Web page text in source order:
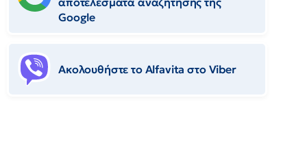
Google
Ακολουθήστε το Αlfavita στο Viber